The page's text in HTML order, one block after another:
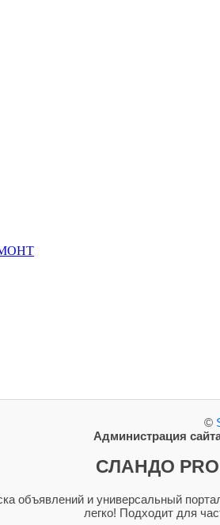
©
Администрация
СЛАНДО
объявлений и универсальный
легко! Подходит для